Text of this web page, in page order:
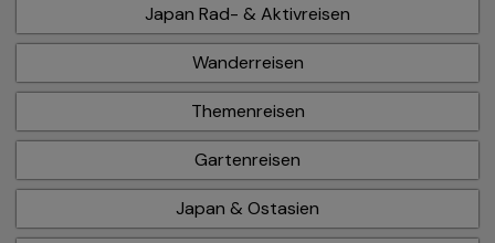
Japan Rad- & Aktivreisen
Wanderreisen
Themenreisen
Gartenreisen
Japan & Ostasien